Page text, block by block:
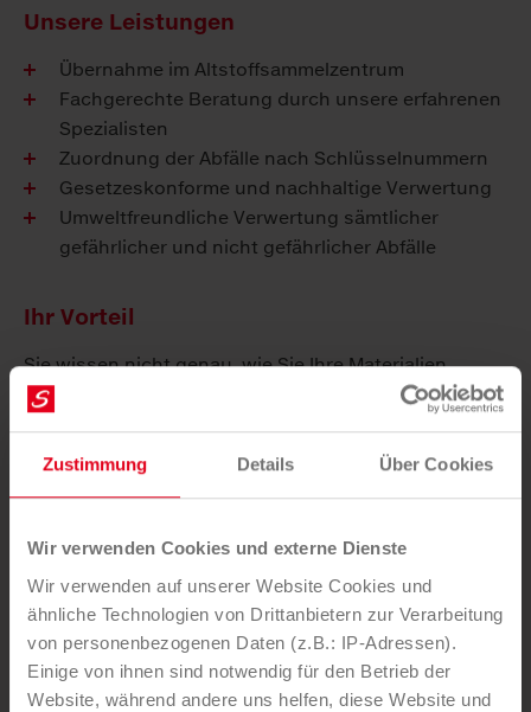
Zustimmung Details Über Cookies
Wir verwenden Cookies und externe Dienste
Wir verwenden auf unserer Website Cookies und
ähnliche Technologien von Drittanbietern zur Verarbeitung
von personenbezogenen Daten (z.B.: IP-Adressen).
Einige von ihnen sind notwendig für den Betrieb der
Website, während andere uns helfen, diese Website und
Unsere Leistungen
Übernahme im Altstoffsammelzentrum
Fachgerechte Beratung durch unsere erfahrenen
Spezialisten
Zuordnung der Abfälle nach Schlüsselnummern
Gesetzeskonforme und nachhaltige Verwertung
Umweltfreundliche Verwertung sämtlicher
gefährlicher und nicht gefährlicher Abfälle
Ihr Vorteil
Sie wissen nicht genau, wie Sie Ihre Materialien
richtig entsorgen? Saubermacher stellt sicher, dass
Computer, Reinigungsmittel etc. umwelt- und
gesundheitsfreundlich verwertet werden.
Bestens geschulte Mitarbeiter vor Ort
Ein Ansprechpartner für alle Anliegen
24h Umweltalarm
Rechtssicherheit